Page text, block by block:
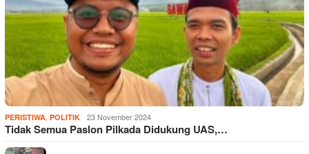
PERISTIWA POLITIK 23 November 2024
Tidak Semua Paslon Pilkada Didukung UAS,…